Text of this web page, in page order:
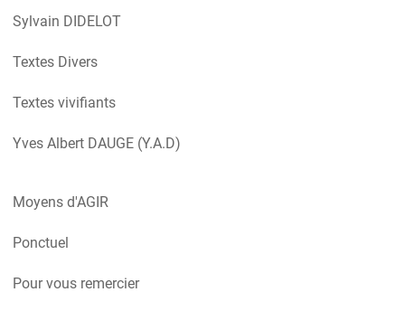
Sylvain DIDELOT
Textes Divers
Textes vivifiants
Yves Albert DAUGE (Y.A.D)
Moyens d'AGIR
Ponctuel
Pour vous remercier